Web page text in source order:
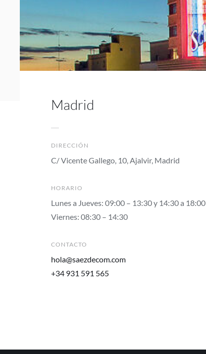
Madrid
DIRECCIÓN
C/ Vicente Gallego, 10, Ajalvir, Madrid
HORARIO
Lunes a Jueves: 09:00 – 13:30 y 14:30 a 18:00
Viernes: 08:30 – 14:30
CONTACTO
hola@saezdecom.com
+34 931 591 565